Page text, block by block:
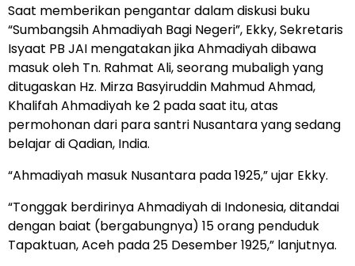
Saat memberikan pengantar dalam diskusi buku
“Sumbangsih Ahmadiyah Bagi Negeri”, Ekky, Sekretaris
Isyaat PB JAI mengatakan jika Ahmadiyah dibawa
masuk oleh Tn. Rahmat Ali, seorang mubaligh yang
ditugaskan Hz. Mirza Basyiruddin Mahmud Ahmad,
Khalifah Ahmadiyah ke 2 pada saat itu, atas
permohonan dari para santri Nusantara yang sedang
belajar di Qadian, India.
“Ahmadiyah masuk Nusantara pada 1925,” ujar Ekky.
“Tonggak berdirinya Ahmadiyah di Indonesia, ditandai
dengan baiat (bergabungnya) 15 orang penduduk
Tapaktuan, Aceh pada 25 Desember 1925,” lanjutnya.